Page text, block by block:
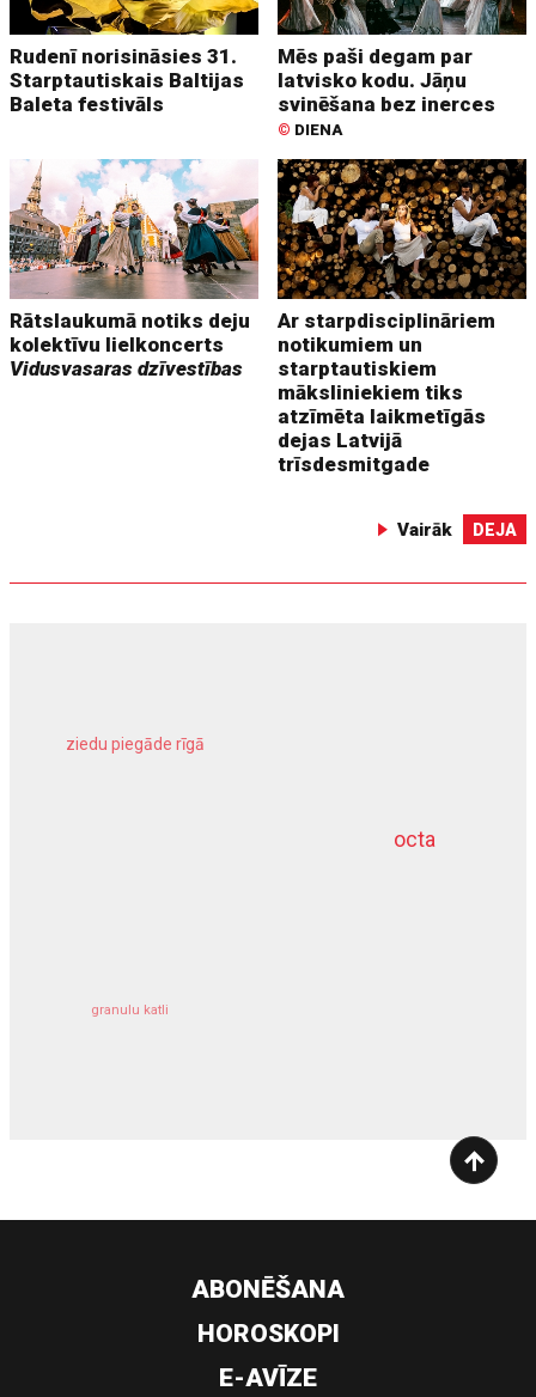
Rudenī norisināsies 31.
Starptautiskais Baltijas
Baleta festivāls
Mēs paši degam par
latvisko kodu. Jāņu
svinēšana bez inerces
© DIENA
Rātslaukumā notiks deju
kolektīvu lielkoncerts
Vidusvasaras dzīvestības
Ar starpdisciplināriem
notikumiem un
starptautiskiem
māksliniekiem tiks
atzīmēta laikmetīgās
dejas Latvijā
trīsdesmitgade
Vairāk DEJA
octa
ziedu piegāde rīgā
granulu katli
dziļurbums
ABONĒŠANA
HOROSKOPI
E-AVĪZE